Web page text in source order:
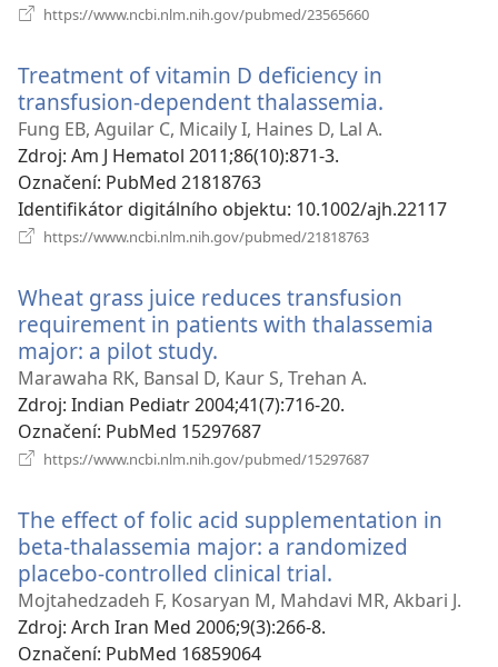
https://www.ncbi.nlm.nih.gov/pubmed/23565660
Treatment of vitamin D deficiency in
transfusion-dependent thalassemia.
Fung EB, Aguilar C, Micaily I, Haines D, Lal A.
Zdroj‎: Am J Hematol 2011;86(10):871-3.
Označení‎: PubMed 21818763
Identifikátor digitálního objektu‎: 10.1002/ajh.22117
https://www.ncbi.nlm.nih.gov/pubmed/21818763
Wheat grass juice reduces transfusion
requirement in patients with thalassemia
major: a pilot study.
nové
okno)
Marawaha RK, Bansal D, Kaur S, Trehan A.
Zdroj‎: Indian Pediatr 2004;41(7):716-20.
Označení‎: PubMed 15297687
https://www.ncbi.nlm.nih.gov/pubmed/15297687
The effect of folic acid supplementation in
beta-thalassemia major: a randomized
placebo-controlled clinical trial.
nové
Mojtahedzadeh F, Kosaryan M, Mahdavi MR, Akbari J.
Zdroj‎: Arch Iran Med 2006;9(3):266-8.
Označení‎: PubMed 16859064